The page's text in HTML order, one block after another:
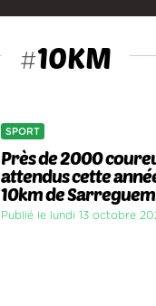
#10KM
SPORT
Près de 2000
attendus cette
10km de
Publié le lundi 13 octobre